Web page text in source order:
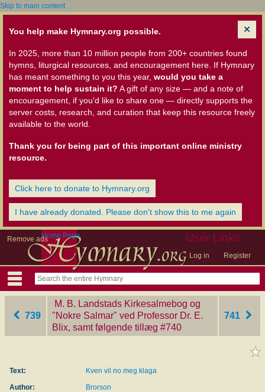
Skip to main content
You help make Hymnary.org possible.
In 2025, more than 10 million people from 200+ countries found
hymns, liturgical resources, and encouragement here. If Hymnary
has meant something to you this year, would you take a
moment to help sustain it? A gift of any size — and a note of
encouragement, if you'd like to share one — directly supports the
server costs, research, and curation that keep this resource freely
available to the world.
Thank you for being part of this important online ministry
resource.
Click here to donate to Hymnary.org
I have already donated. Please don't show this to me again
Remove ads User Links
Log in Register
Home Page
739
M. B. Landstads Kirkesalmebog og
"Nokre Salmar" ved Professor Dr. E.
Blix, samt følgende tillæg ‎#740
741
Text:
Kven vil no meg klaga
Author:
Brorson